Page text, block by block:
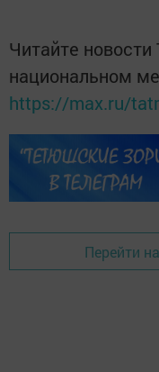
Читайте новости
национальном
https://max.ru/
Перейти